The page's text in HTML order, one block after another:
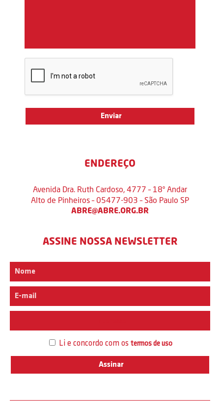
ENDEREÇO
Avenida Dra. Ruth Cardoso, 4777 – 18º Andar
Alto de Pinheiros – 05477-903 – São Paulo SP
ABRE@ABRE.ORG.BR
ASSINE NOSSA NEWSLETTER
Li e concordo com os termos de uso